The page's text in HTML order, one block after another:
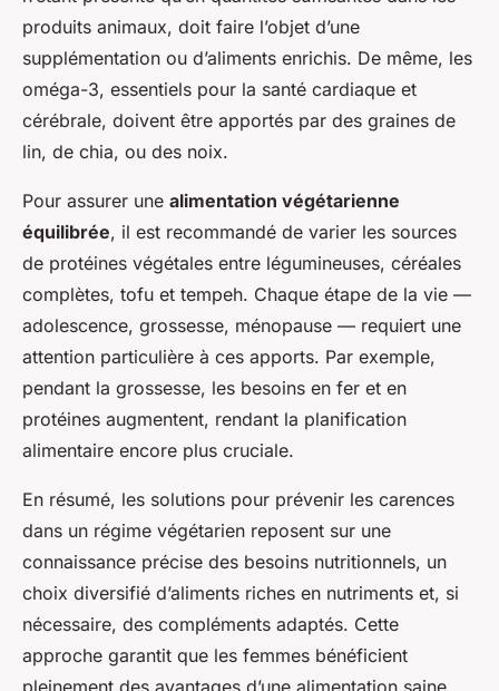
produits animaux, doit faire l’objet d’une
supplémentation ou d’aliments enrichis. De même, les
oméga-3, essentiels pour la santé cardiaque et
cérébrale, doivent être apportés par des graines de
lin, de chia, ou des noix.
Pour assurer une alimentation végétarienne
équilibrée, il est recommandé de varier les sources
de protéines végétales entre légumineuses, céréales
complètes, tofu et tempeh. Chaque étape de la vie —
adolescence, grossesse, ménopause — requiert une
attention particulière à ces apports. Par exemple,
pendant la grossesse, les besoins en fer et en
protéines augmentent, rendant la planification
alimentaire encore plus cruciale.
En résumé, les solutions pour prévenir les carences
dans un régime végétarien reposent sur une
connaissance précise des besoins nutritionnels, un
choix diversifié d’aliments riches en nutriments et, si
nécessaire, des compléments adaptés. Cette
approche garantit que les femmes bénéficient